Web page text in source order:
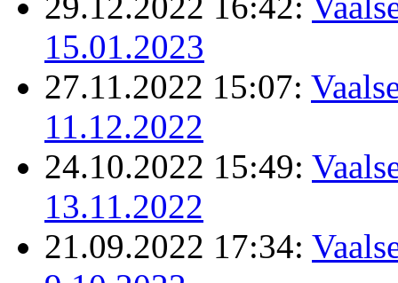
15.01.2023
27.11.2022 15:07:
11.12.2022
24.10.2022 15:49:
13.11.2022
21.09.2022 17:34: